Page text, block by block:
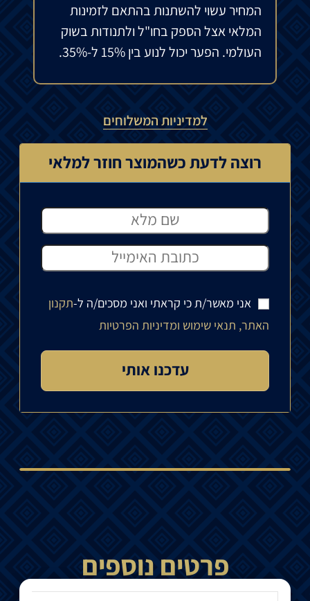
המחיר עשוי להשתנות בהתאם לזמינות
המלאי אצל הספק בחו"ל ולתנודות בשוק
העולמי. הפער יכול לנוע בין 15% ל-35%.
למדיניות המשלוחים
רוצה לדעת כשהמוצר חוזר למלאי
אני מאשר/ת כי קראתי ואני מסכים/ה ל-תקנון
האתר, תנאי שימוש ומדיניות הפרטיות
פרטים נוספים